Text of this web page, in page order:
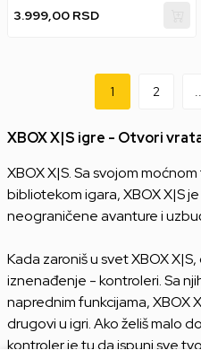
3.999,00 RSD
1 2
XBOX X|S igre - Otvori
XBOX X|S. Sa svojom
bibliotekom igara, XBOX X|S
neograničene avanture i
Kada zaroniš u svet XBOX
iznenađenje - kontroleri. Sa
naprednim funkcijama, XBOX
drugovi u igri. Ako želiš malo
kontroler je tu da ispuni sve